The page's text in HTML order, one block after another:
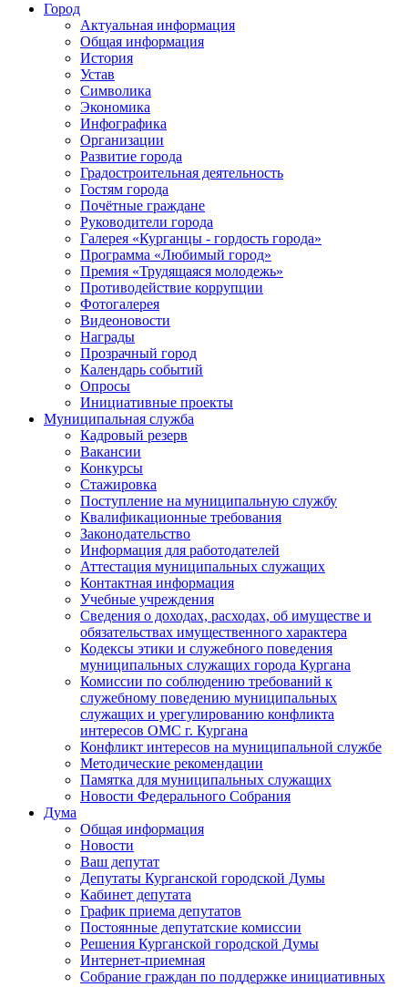
Город
Актуальная информация
Общая информация
История
Устав
Символика
Экономика
Инфографика
Организации
Развитие города
Градостроительная деятельность
Гостям города
Почётные граждане
Руководители города
Галерея «Курганцы - гордость города»
Программа «Любимый город»
Премия «Трудящаяся молодежь»
Противодействие коррупции
Фотогалерея
Видеоновости
Награды
Прозрачный город
Календарь событий
Опросы
Инициативные проекты
Муниципальная служба
Кадровый резерв
Вакансии
Конкурсы
Стажировка
Поступление на муниципальную службу
Квалификационные требования
Законодательство
Информация для работодателей
Аттестация муниципальных служащих
Контактная информация
Учебные учреждения
Сведения о доходах, расходах, об имуществе и
обязательствах имущественного характера
Кодексы этики и служебного поведения
муниципальных служащих города Кургана
Комиссии по соблюдению требований к
служебному поведению муниципальных
служащих и урегулированию конфликта
интересов ОМС г. Кургана
Конфликт интересов на муниципальной службе
Методические рекомендации
Памятка для муниципальных служащих
Новости Федерального Cобрания
Дума
Общая информация
Новости
Ваш депутат
Депутаты Курганской городской Думы
Кабинет депутата
График приема депутатов
Постоянные депутатские комиссии
Решения Курганской городской Думы
Интернет-приемная
Собрание граждан по поддержке инициативных